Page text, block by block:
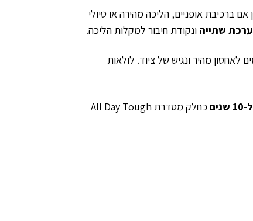
ברכיבת אופניים, הליכה מהירה או טיולי
שתייה ונקודת חיבור למקלות הליכה.
לאחסון מהיר ונגיש של ציוד. לולאות
כחלק מסדרת All Day Tough